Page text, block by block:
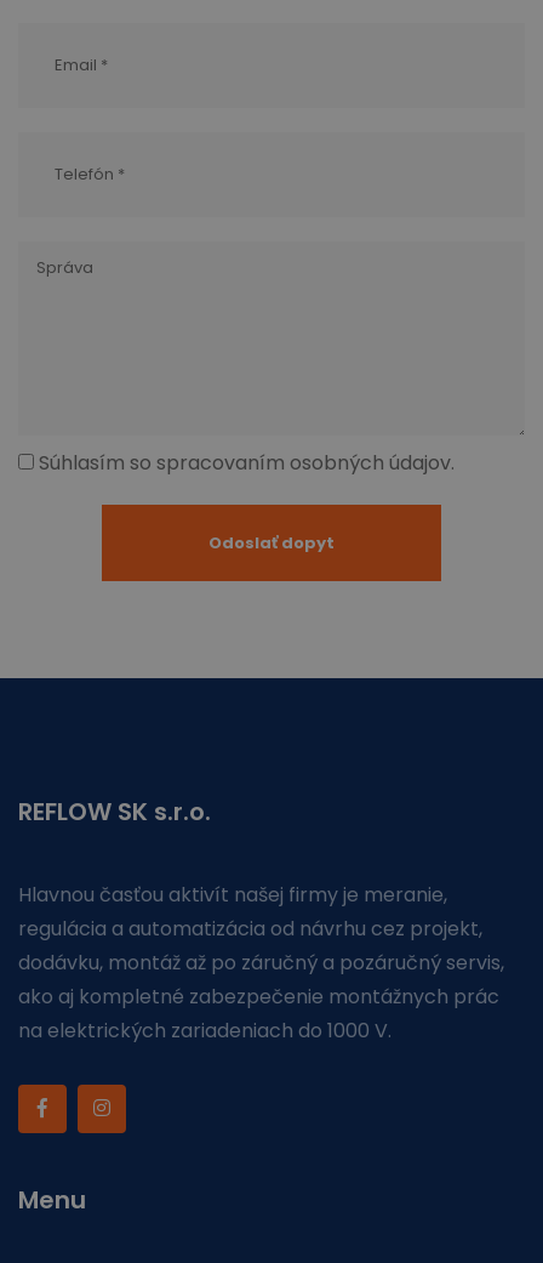
Súhlasím so spracovaním osobných údajov.
REFLOW SK s.r.o.
Hlavnou časťou aktivít našej firmy je meranie,
regulácia a automatizácia od návrhu cez projekt,
dodávku, montáž až po záručný a pozáručný servis,
ako aj kompletné zabezpečenie montážnych prác
na elektrických zariadeniach do 1000 V.
Menu